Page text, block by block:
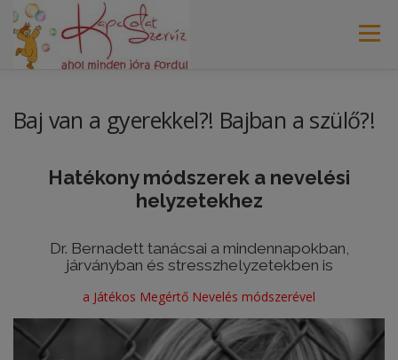
Tovább
tartalomhoz
Menü
MÓDSZEREIM BLOG AKTUÁLIS
Baj van a gyerekkel?! Bajban a szülő?!
Hatékony módszerek a nevelési
helyzetekhez
Dr. Bernadett tanácsai a mindennapokban,
járványban és stresszhelyzetekben is
a Játékos Megértő Nevelés módszerével